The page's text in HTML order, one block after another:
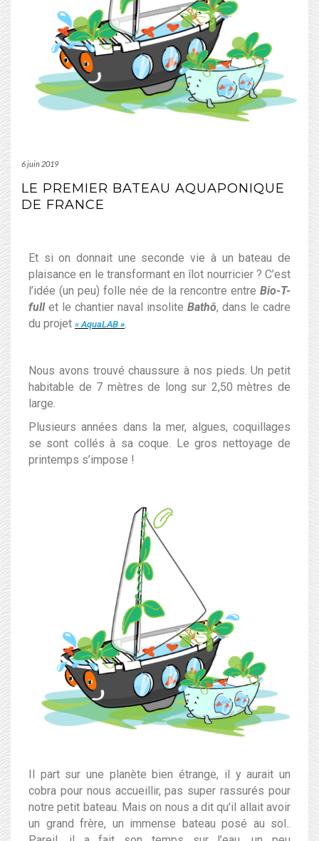
6 juin 2019
LE PREMIER BATEAU AQUAPONIQUE
DE FRANCE
Et si on donnait une seconde vie à un bateau de
plaisance en le transformant en îlot nourricier ? C’est
l’idée (un peu) folle née de la rencontre entre Bio-T-
fullet le chantier naval insolite Bathô, dans le cadre
du projet « AquaLAB ».
Nous avons trouvé chaussure à nos pieds. Un petit
habitable de 7 mètres de long sur 2,50 mètres de
large.
Plusieurs années dans la mer, algues, coquillages
se sont collés à sa coque. Le gros nettoyage de
printemps s’impose !
Il part sur une planète bien étrange, il y aurait un
cobra pour nous accueillir, pas super rassurés pour
notre petit bateau. Mais on nous a dit qu’il allait avoir
un grand frère, un immense bateau posé au sol..